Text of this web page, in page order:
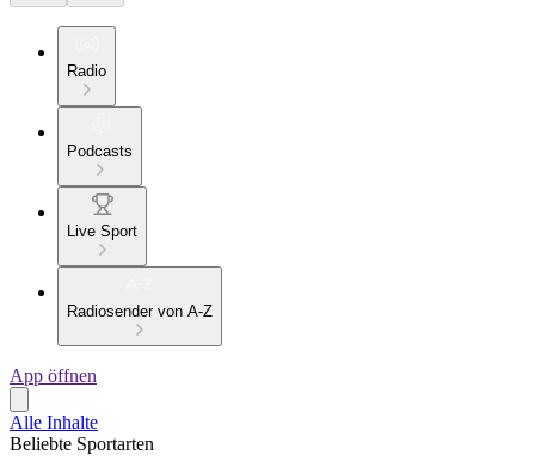
Radio
Podcasts
Live Sport
Radiosender von A-Z
App öffnen
Alle Inhalte
Beliebte Sportarten